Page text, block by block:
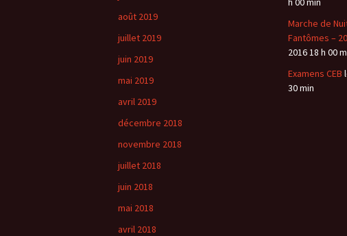
août 2019
juillet 2019
juin 2019
mai 2019
avril 2019
décembre 2018
novembre 2018
juillet 2018
juin 2018
mai 2018
avril 2018
Marche de
Fantômes –
2016 18 h 00
Examens CEB
30 min